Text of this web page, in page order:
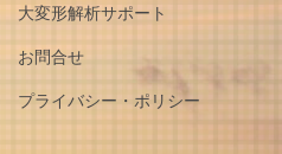
大変形解析サポート
お問合せ
プライバシー・ポリシー